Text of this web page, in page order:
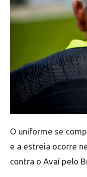
O uniforme se
e a estreia ocorre
contra o Avaí pelo